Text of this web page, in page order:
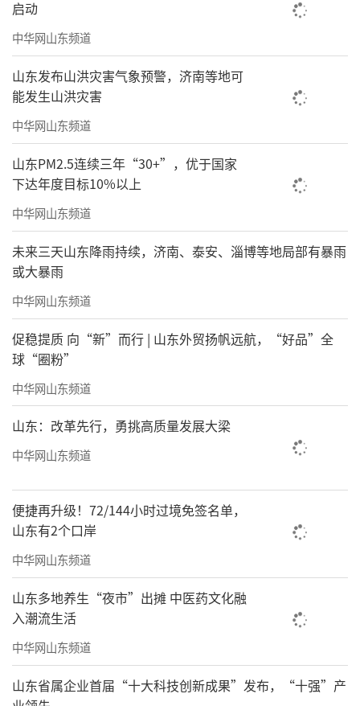
启动
中华网山东频道
山东发布山洪灾害气象预警，济南等地可
能发生山洪灾害
中华网山东频道
山东PM2.5连续三年“30+”，优于国家
下达年度目标10%以上
中华网山东频道
未来三天山东降雨持续，济南、泰安、淄博等地局部有暴雨
或大暴雨
中华网山东频道
促稳提质 向“新”而行 | 山东外贸扬帆远航，“好品”全
球“圈粉”
中华网山东频道
山东：改革先行，勇挑高质量发展大梁
中华网山东频道
便捷再升级！72/144小时过境免签名单，
山东有2个口岸
中华网山东频道
山东多地养生“夜市”出摊 中医药文化融
入潮流生活
中华网山东频道
山东省属企业首届“十大科技创新成果”发布，“十强”产